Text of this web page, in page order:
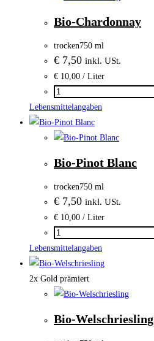
Bio-Chardonnay
trocken750 ml
€ 7,50 inkl. USt.
€ 10,00 / Liter
Bio-
Chardonnay
Menge
Lebensmittelangaben
Bio-Pinot Blanc
trocken750 ml
€ 7,50 inkl. USt.
€ 10,00 / Liter
Bio-
Pinot
Blanc
Menge
Lebensmittelangaben
2x Gold prämiert
Bio-Welschriesling